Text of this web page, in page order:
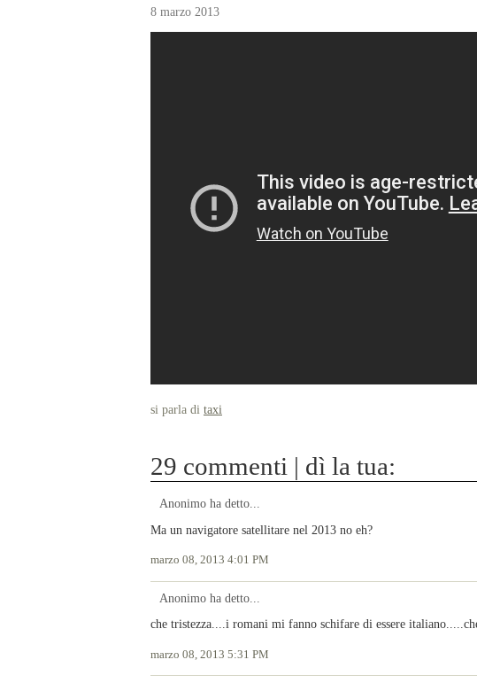
8 marzo 2013
si parla di taxi
29 commenti | dì la tua:
Anonimo ha detto...
Ma un navigatore satellitare nel 2013 no eh?
marzo 08, 2013 4:01 PM
Anonimo ha detto...
che tristezza....i romani mi fanno schifare di essere
marzo 08, 2013 5:31 PM